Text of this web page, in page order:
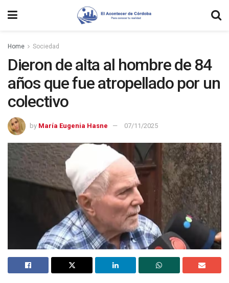
Home Sociedad
Dieron de alta al hombre de 84
años que fue atropellado por un
colectivo
by María Eugenia Hasne 07/11/2025